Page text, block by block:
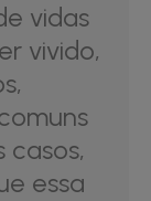
vidas
vivido,
casos,
essa